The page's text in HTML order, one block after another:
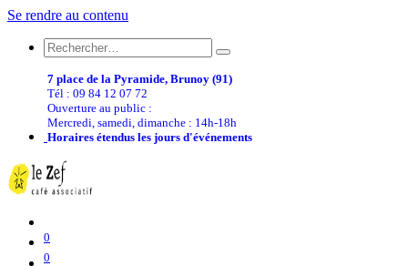
Se rendre au contenu
7 place de la Pyramide, Brunoy (91)
Tél : 09 84 12 07 72
Ouverture au public :
Mercredi, samedi, dimanche : 14h-18h
Horaires étendus les jours d'événements
0
0